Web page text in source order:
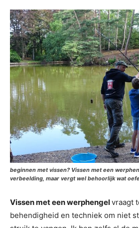
beginnen met vissen? Vissen met een
verbeelding, maar vergt wel behoorlijk wat
Vissen met een werphengelvraagt
behendigheid en techniek om niet